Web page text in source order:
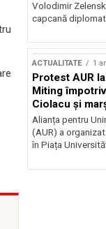
Volodimir
capcană
ACTUALITATE 1
Protest AUR
Miting
Ciolacu și
Victoriei
Alianța pentru
(AUR) a
în Piața